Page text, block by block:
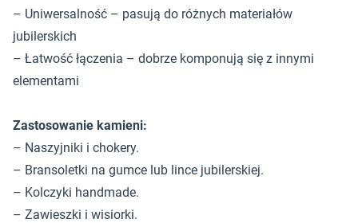
– Uniwersalność – pasują do różnych materiałów
jubilerskich
– Łatwość łączenia – dobrze komponują się z innymi
elementami
Zastosowanie kamieni:
– Naszyjniki i chokery.
– Bransoletki na gumce lub lince jubilerskiej.
– Kolczyki handmade.
– Zawieszki i wisiorki.